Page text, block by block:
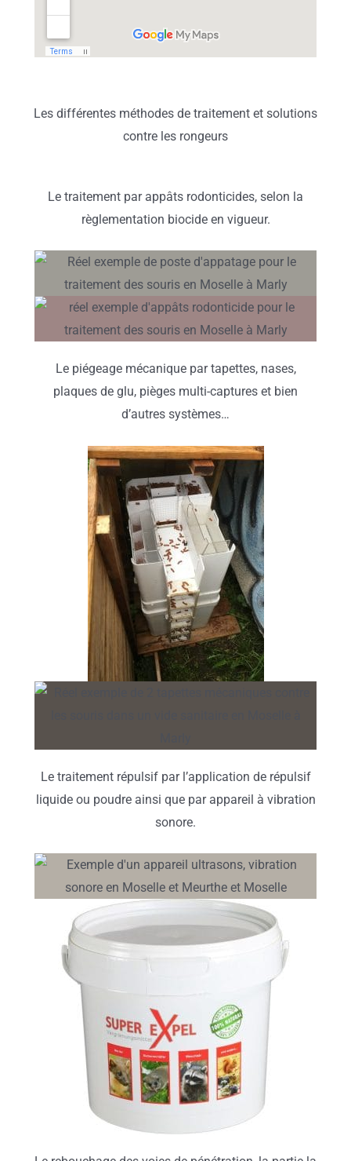
Les différentes méthodes de traitement et solutions
contre les rongeurs
Le traitement par appâts rodonticides, selon la
règlementation biocide en vigueur.
Le piégeage mécanique par tapettes, nases,
plaques de glu, pièges multi-captures et bien
d’autres systèmes…
Le traitement répulsif par l’application de répulsif
liquide ou poudre ainsi que par appareil à vibration
sonore.